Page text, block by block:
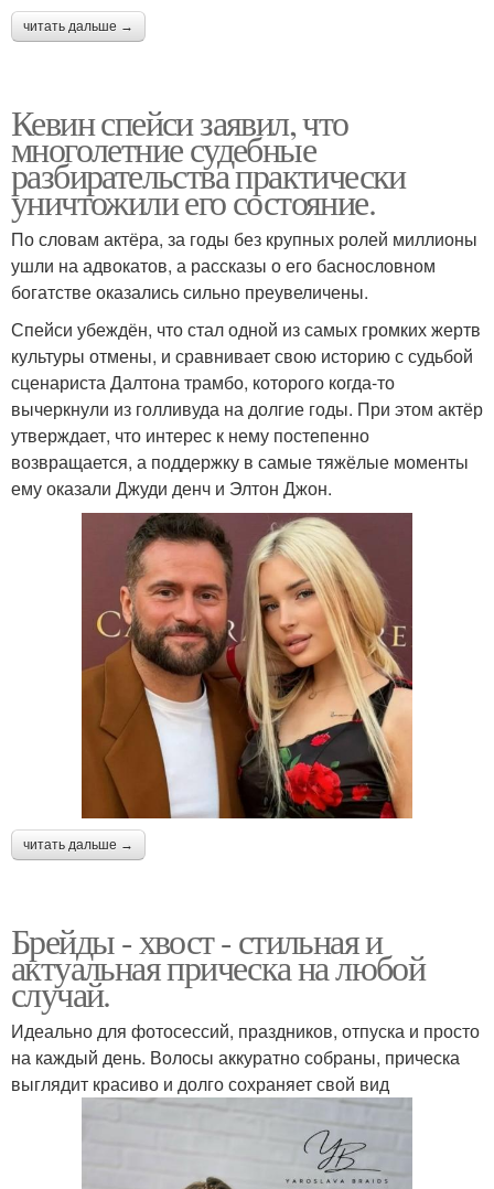
читать дальше →
Кевин спейси заявил, что
многолетние судебные
разбирательства практически
уничтожили его состояние.
По словам актёра, за годы без крупных ролей миллионы
ушли на адвокатов, а рассказы о его баснословном
богатстве оказались сильно преувеличены.
Спейси убеждён, что стал одной из самых громких жертв
культуры отмены, и сравнивает свою историю с судьбой
сценариста Далтона трамбо, которого когда-то
вычеркнули из голливуда на долгие годы. При этом актёр
утверждает, что интерес к нему постепенно
возвращается, а поддержку в самые тяжёлые моменты
ему оказали Джуди денч и Элтон Джон.
читать дальше →
Брейды - хвост - стильная и
актуальная прическа на любой
случай.
Идеально для фотосессий, праздников, отпуска и просто
на каждый день. Волосы аккуратно собраны, прическа
выглядит красиво и долго сохраняет свой вид